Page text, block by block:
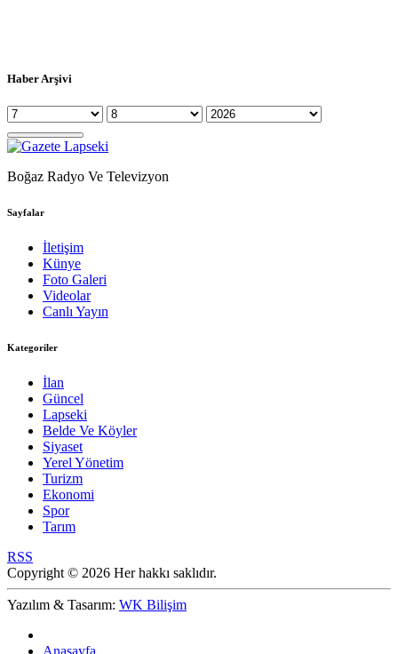
Haber Arşivi
Boğaz Radyo Ve Televizyon
Sayfalar
İletişim
Künye
Foto Galeri
Videolar
Canlı Yayın
Kategoriler
İlan
Güncel
Lapseki
Belde Ve Köyler
Siyaset
Yerel Yönetim
Turizm
Ekonomi
Spor
Tarım
RSS
Copyright © 2026 Her hakkı saklıdır.
Yazılım & Tasarım: WK Bilişim